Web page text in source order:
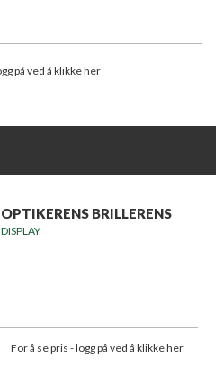
på ved å klikke her
OPTIKERENS BRILLERENS
DISPLAY
For å se pris - logg på ved å klikke her